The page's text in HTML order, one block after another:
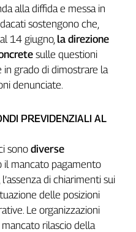
alla diffida e messa in
sostengono che,
14 giugno, la direzione
sulle questioni
grado di dimostrare la
denunciate.
PREVIDENZIALI AL
sono diverse
il mancato pagamento
di chiarimenti sui
delle posizioni
Le organizzazioni
rilascio della